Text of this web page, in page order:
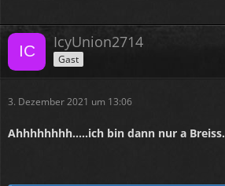
IcyUnion2714
Gast
3. Dezember 2021 um 13:06
Ahhhhhhhh.....ich bin dann nur a Breiss.